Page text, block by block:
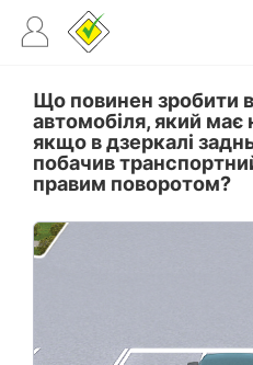
Що повинен зробити
автомобіля, який має
якщо в дзеркалі
побачив
правим поворотом?